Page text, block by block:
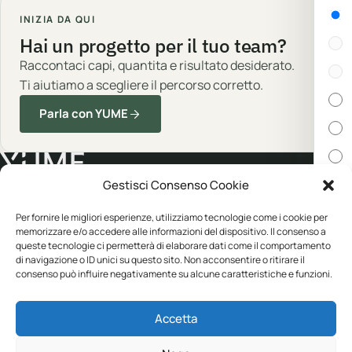
Gestisci Consenso Cookie
Per fornire le migliori esperienze, utilizziamo tecnologie come i cookie per
memorizzare e/o accedere alle informazioni del dispositivo. Il consenso a
queste tecnologie ci permetterà di elaborare dati come il comportamento
di navigazione o ID unici su questo sito. Non acconsentire o ritirare il
consenso può influire negativamente su alcune caratteristiche e funzioni.
Accetta
INIZIA DA QUI
Hai un progetto per il tuo team?
Raccontaci capi, quantita e risultato desiderato.
Ti aiutiamo a scegliere il percorso corretto.
Parla con YUME
Abbigliamento professionale, neutro o
personalizzato.
CATALOGO YUME
Personalizzazione